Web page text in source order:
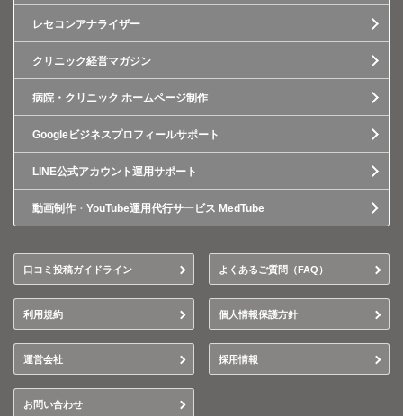
レセコンアナライザー
クリニック経営マガジン
病院・クリニック ホームページ制作
Googleビジネスプロフィールサポート
LINE公式アカウント運用サポート
動画制作・YouTube運用代行サービス MedTube
口コミ投稿ガイドライン よくあるご質問（FAQ）
利用規約 個人情報保護方針
運営会社 採用情報
お問い合わせ